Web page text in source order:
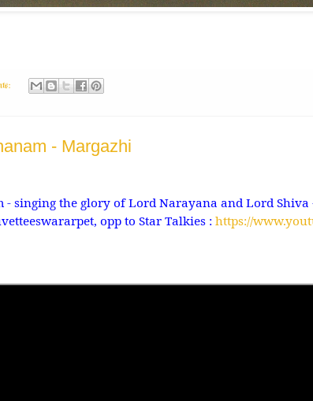
- Margazhi
- singing the glory of Lord Narayana and Lord Shiva
opp to Star Talkies : https://